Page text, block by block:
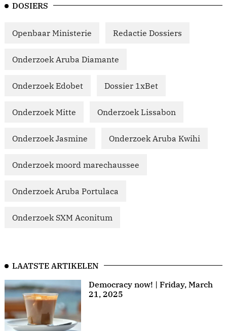
DOSIERS
Openbaar Ministerie Redactie Dossiers
Onderzoek Aruba Diamante
Onderzoek Edobet Dossier 1xBet
Onderzoek Mitte Onderzoek Lissabon
Onderzoek Jasmine Onderzoek Aruba Kwihi
Onderzoek moord marechaussee
Onderzoek Aruba Portulaca
Onderzoek SXM Aconitum
LAATSTE ARTIKELEN
Democracy now! | Friday, March
21, 2025